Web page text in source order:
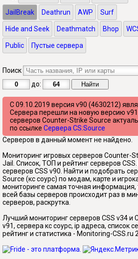
JailBreak Deathrun AWP Surf
Hide and Seek Deathmatch Bhop
Public Пустые сервера
Поиск
до:
C 09.10.2019 версия v90 (4630212)
Сервера перешли на новую версию
серверов Counter-Strike Source
по ссылке Сервера CS:Source
Серверов в данный момент не найдено.
Мониторинг игровых серверов Counter-
Jail. Список, ТОП и рейтинг серверов
серверов CSS v90. Найти и подобрать
Source (кс соурс) по модам, карте и
мониторинге самая точная информация,
всей базы серверов происходит раз в
серверов, раскрутка.
Лучший мониторинг серверов CSS v34 и
v91, сервера кс соурс, ip адреса, список
рейтинг и статистика - Monitoring-CSS.ru